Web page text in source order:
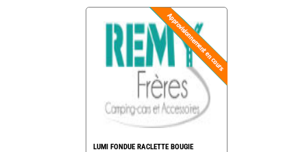
LUMI FONDUE RACLETTE BOUGIE